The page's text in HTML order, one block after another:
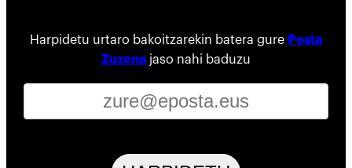
Harpidetu urtaro bakoitzarekin batera gure Posta
Zuzena jaso nahi baduzu